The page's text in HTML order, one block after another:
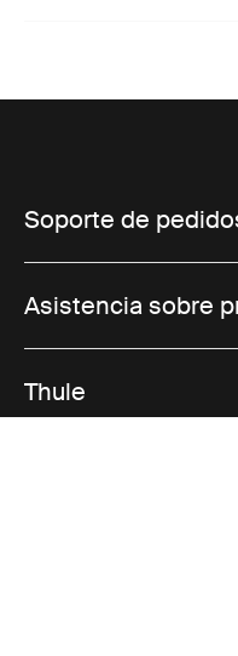
Soporte de
Asistencia sobre
Thule